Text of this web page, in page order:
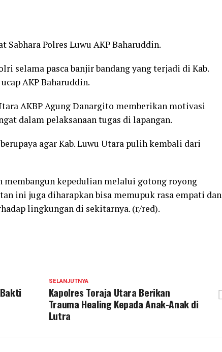
Polres Luwu AKP Baharuddin.
selama pasca banjir bandang yang terjadi di Kab.
AKP Baharuddin.
AKBP Agung Danargito memberikan motivasi
dalam pelaksanaan tugas di lapangan.
agar Kab. Luwu Utara pulih kembali dari
membangun kepedulian melalui gotong royong
ini juga diharapkan bisa memupuk rasa empati dan
lingkungan di sekitarnya. (r/red).
SELANJUTNYA
Kapolres Toraja Utara Berikan
Trauma Healing Kepada Anak-Anak di
Lutra